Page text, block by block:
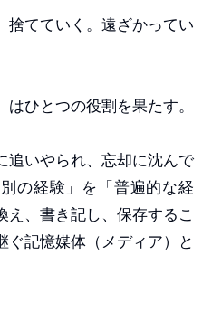
てていく。遠ざかってい
ひとつの役割を果たす。
いやられ、忘却に沈んで
の経験」を「普遍的な経
え、書き記し、保存するこ
ぐ記憶媒体（メディア）と